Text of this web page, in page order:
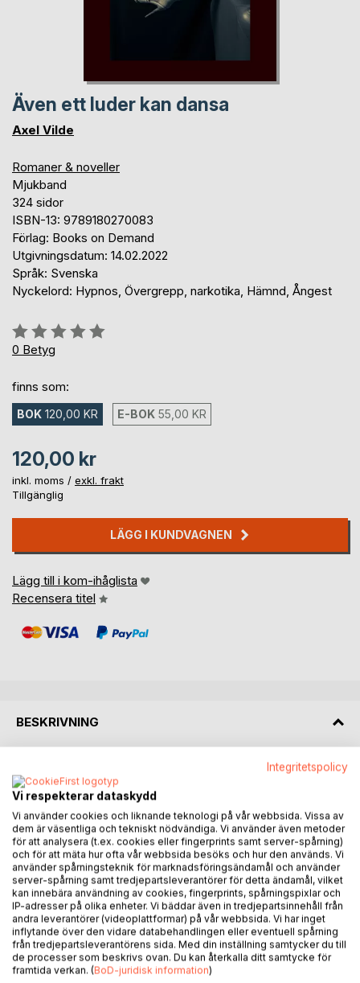
Även ett luder kan dansa
Axel Vilde
Romaner & noveller
Mjukband
324 sidor
ISBN-13: 9789180270083
Förlag: Books on Demand
Utgivningsdatum: 14.02.2022
Språk: Svenska
Nyckelord: Hypnos, Övergrepp, narkotika, Hämnd, Ångest
Betyg::
0%
0 Betyg
finns som:
BOK 120,00 KR E-BOK 55,00 KR
120,00 kr
inkl. moms / exkl. frakt
Tillgänglig
LÄGG I KUNDVAGNEN
Lägg till i kom-ihåglista
Recensera titel
BESKRIVNING
Veronica Stjerne hade haft en trasslig uppväxt, kantad av
missbruk och sexuella övergrepp. Men hon hade varit
målinriktad och till slut lyckats ta sig bort från den
destruktiva miljön.
Med en vilja av stål och ibland med okonventionella
metoder, hade hon nu intagit en plats som en mycket
framgångsrik affärskvinna.
Det enda som störde i hennes annars så perfekta tillvaro,
var minnen från barndomen. Minnen som inte riktigt ville
falla på plats. Varför hade hennes storasyster tagit livet av
sig? Vem var hennes riktiga pappa?
För att försöka få svar på dessa frågor, hade hon anlitat
den berömde läkaren och psykiatrikern George Sandberg,
Integritetspolicy
Vi respekterar dataskydd
Vi använder cookies och liknande teknologi på vår webbsida. Vissa av
dem är väsentliga och tekniskt nödvändiga. Vi använder även metoder
för att analysera (t.ex. cookies eller fingerprints samt server-spårning)
och för att mäta hur ofta vår webbsida besöks och hur den används. Vi
använder spårningsteknik för marknadsföringsändamål och använder
server-spårning samt tredjepartsleverantörer för detta ändamål, vilket
kan innebära användning av cookies, fingerprints, spårningspixlar och
IP-adresser på olika enheter. Vi bäddar även in tredjepartsinnehåll från
andra leverantörer (videoplattformar) på vår webbsida. Vi har inget
inflytande över den vidare databehandlingen eller eventuell spårning
från tredjepartsleverantörens sida. Med din inställning samtycker du till
de processer som beskrivs ovan. Du kan återkalla ditt samtycke för
framtida verkan. (BoD-juridisk information)